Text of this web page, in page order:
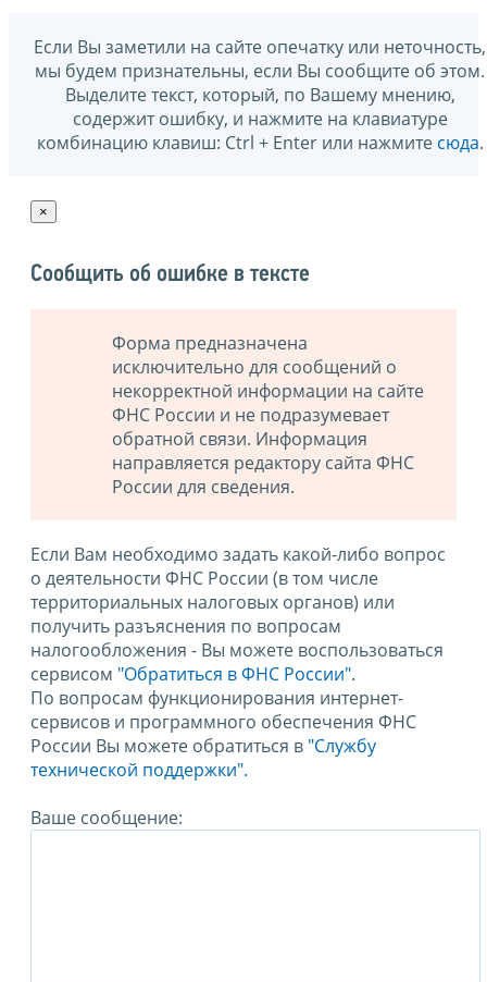
Если Вы заметили на сайте опечатку или неточность,
мы будем признательны, если Вы сообщите об этом.
Выделите текст, который, по Вашему мнению,
содержит ошибку, и нажмите на клавиатуре
комбинацию клавиш: Ctrl + Enter или нажмите сюда.
×
Сообщить об ошибке в тексте
Форма предназначена
исключительно для сообщений о
некорректной информации на сайте
ФНС России и не подразумевает
обратной связи. Информация
направляется редактору сайта ФНС
России для сведения.
Если Вам необходимо задать какой-либо вопрос
о деятельности ФНС России (в том числе
территориальных налоговых органов) или
получить разъяснения по вопросам
налогообложения - Вы можете воспользоваться
сервисом "Обратиться в ФНС России".
По вопросам функционирования интернет-
сервисов и программного обеспечения ФНС
России Вы можете обратиться в "Службу
технической поддержки".
Ваше сообщение: